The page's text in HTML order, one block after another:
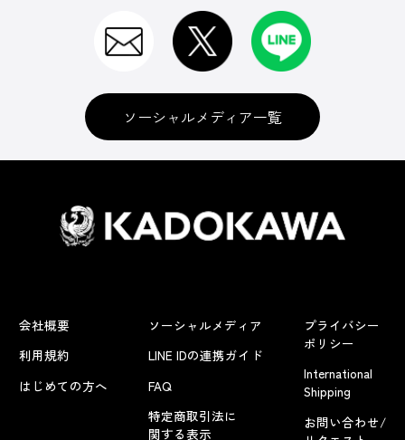
ソーシャルメディア一覧
会社概要
利用規約
はじめての方へ
ソーシャルメディア
LINE IDの連携ガイド
FAQ
特定商取引法に
関する表示
プライバシー
ポリシー
International
Shipping
お問い合わせ/